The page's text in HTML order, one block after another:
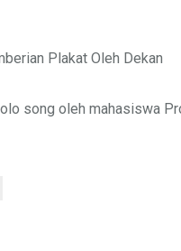
Plakat Oleh Dekan
song oleh mahasiswa